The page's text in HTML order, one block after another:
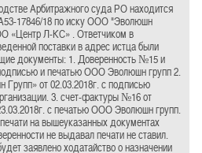
Арбитражного суда РО находится
17846/18 по иску ООО "Эволюшн
«Центр Л-КС» . Ответчиком в
поставки в адрес истца были
документы: 1. Доверенность №15 и
и печатью ООО Эволюшн групп 2.
от 02.03.2018г. с подписью
3. счет-фактуры №16 от
с печатью ООО Эволюшн групп.
на вышеуказанных документах
не выдавал печати не ставил.
заявлено ходатайство о назначении